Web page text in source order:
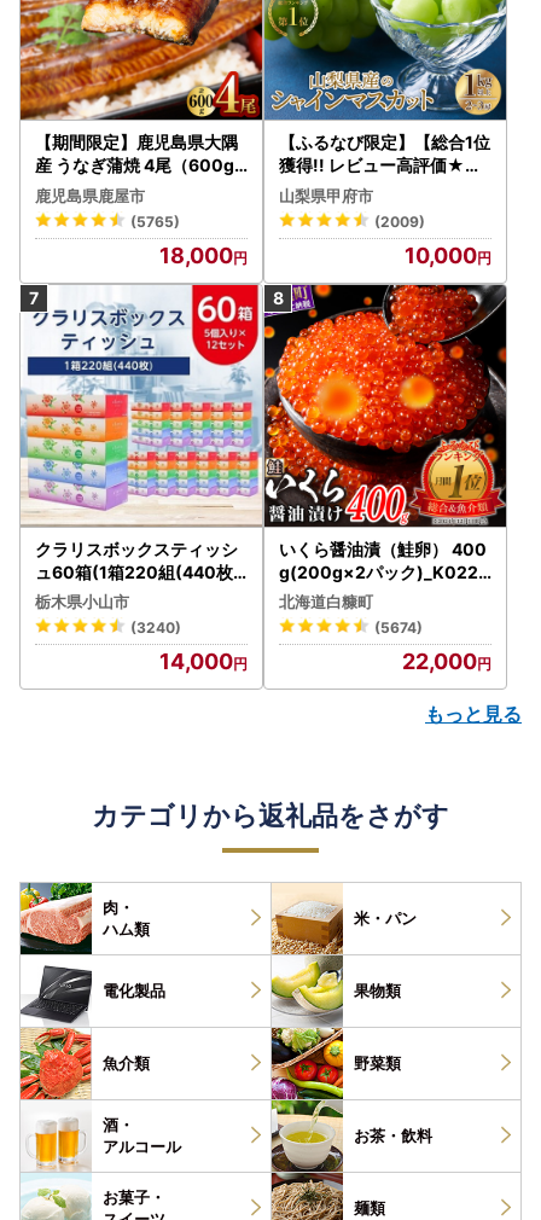
【期間限定】鹿児島県大隅
産 うなぎ蒲焼 4尾（600g
） KN007-004-04-cp18
うなぎ 鰻 魚 惣菜 総菜
鹿児島県鹿屋市
(5765)
18,000
【ふるなび限定】【総合1位
獲得!! レビュー高評価★】
〈2026年度配送分〉山梨
県産 シャインマスカット 2
～3房（1.0kg以上）シャイ
ン フルーツ FN-Limited-S
P
山梨県甲府市
(2009)
10,000
クラリスボックスティッシ
ュ60箱(1箱220組(440枚))
(5個入り×12セット)【配送
不可地域：離島・沖縄県】
【1256759】
栃木県小山市
(3240)
14,000
いくら醤油漬（鮭卵） 400
g(200g×2パック)_K022-
1676
北海道白糠町
(5674)
22,000
もっと見る
カテゴリから返礼品をさがす
肉・
ハム類
米・パン
電化製品 果物類
魚介類 野菜類
酒・
アルコール
お茶・ 飲料
お菓子・
麺類